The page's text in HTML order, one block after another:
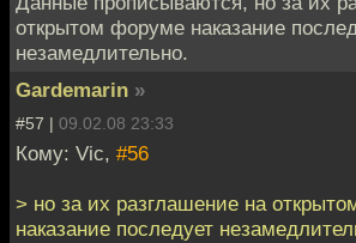
открытом форуме наказание
незамедлительно.
Gardemarin »
#57 | 09.02.08 23:33
Кому: Vic, #56
> но за их разглашение на
наказание последует